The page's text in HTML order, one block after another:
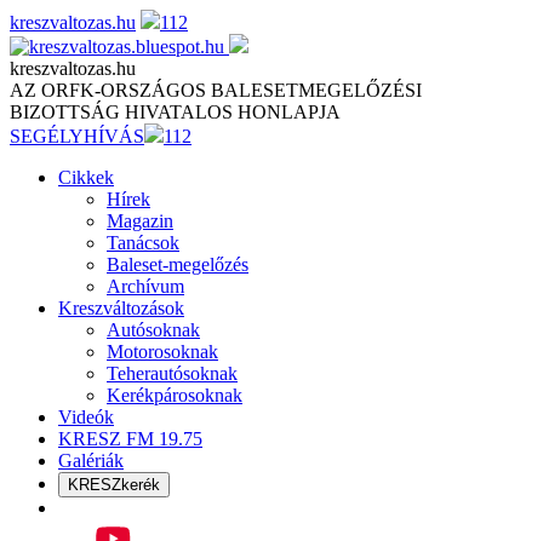
Skip
to
content
kreszvaltozas.hu 112
kreszvaltozas.hu
AZ ORFK-ORSZÁGOS BALESETMEGELŐZÉSI
BIZOTTSÁG HIVATALOS HONLAPJA
SEGÉLYHÍVÁS
112
Cikkek
Hírek
Magazin
Tanácsok
Baleset-megelőzés
Archívum
Kreszváltozások
Autósoknak
Motorosoknak
Teherautósoknak
Kerékpárosoknak
Videók
KRESZ FM 19.75
Galériák
KRESZkerék